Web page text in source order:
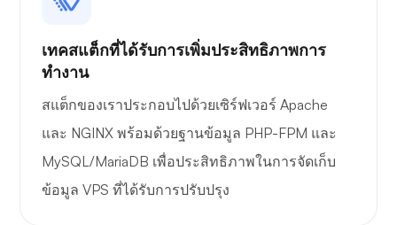
พอร์เทนเนอร์
กราฟาน่า
เทคสแต็กที่ได้รับการเพิ่มประสิทธิภาพการ
ทำงาน
สแต็กของเราประกอบไปด้วยเซิร์ฟเวอร์ Apache
และ NGINX พร้อมด้วยฐานข้อมูล PHP-FPM และ
MySQL/MariaDB เพื่อประสิทธิภาพในการจัดเก็บ
ข้อมูล VPS ที่ได้รับการปรับปรุง